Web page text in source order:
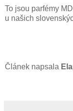
To jsou parfémy
u našich
Článek napsala